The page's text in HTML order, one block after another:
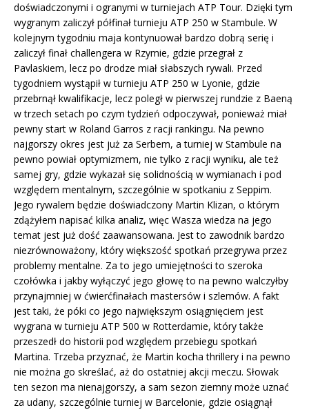
doświadczonymi i ogranymi w turniejach ATP Tour. Dzięki tym
wygranym zaliczył półfinał turnieju ATP 250 w Stambule. W
kolejnym tygodniu maja kontynuował bardzo dobrą serię i
zaliczył finał challengera w Rzymie, gdzie przegrał z
Pavlaskiem, lecz po drodze miał słabszych rywali. Przed
tygodniem wystąpił w turnieju ATP 250 w Lyonie, gdzie
przebrnął kwalifikacje, lecz poległ w pierwszej rundzie z Baeną
w trzech setach po czym tydzień odpoczywał, ponieważ miał
pewny start w Roland Garros z racji rankingu. Na pewno
najgorszy okres jest już za Serbem, a turniej w Stambule na
pewno powiał optymizmem, nie tylko z racji wyniku, ale też
samej gry, gdzie wykazał się solidnością w wymianach i pod
względem mentalnym, szczególnie w spotkaniu z Seppim.
Jego rywalem będzie doświadczony Martin Klizan, o którym
zdążyłem napisać kilka analiz, więc Wasza wiedza na jego
temat jest już dość zaawansowana. Jest to zawodnik bardzo
niezrównoważony, który większość spotkań przegrywa przez
problemy mentalne. Za to jego umiejętności to szeroka
czołówka i jakby wyłączyć jego głowę to na pewno walczyłby
przynajmniej w ćwierćfinałach mastersów i szlemów. A fakt
jest taki, że póki co jego największym osiągnięciem jest
wygrana w turnieju ATP 500 w Rotterdamie, który także
przeszedł do historii pod względem przebiegu spotkań
Martina. Trzeba przyznać, że Martin kocha thrillery i na pewno
nie można go skreślać, aż do ostatniej akcji meczu. Słowak
ten sezon ma nienajgorszy, a sam sezon ziemny może uznać
za udany, szczególnie turniej w Barcelonie, gdzie osiągnął